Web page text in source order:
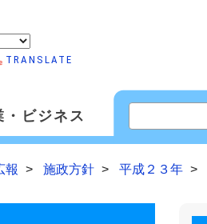
TRANSLATE
・ビジネス
報 施政方針 平成２３年